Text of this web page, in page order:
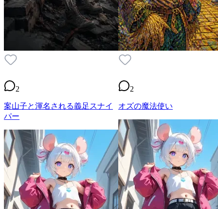
2
案山子と渾名される義足スナイ
パー
2
オズの魔法使い